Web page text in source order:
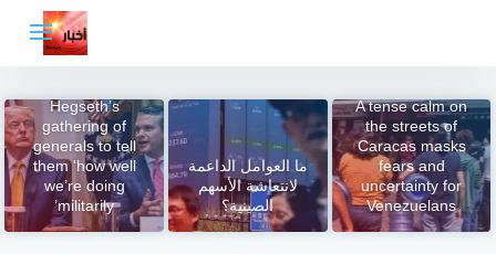
Hegseth’s
gathering of
generals to tell
them ‘how well
we’re doing
militarily’
ما العوامل الداعمة
لانتعاشة الأسهم
الصينية؟
A tense calm on
the streets of
Caracas masks
fears and
uncertainty for
Venezuelans